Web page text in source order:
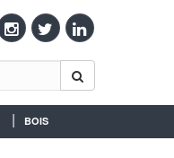
BOIS